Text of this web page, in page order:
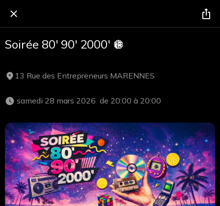
Soirée 80' 90' 2000' 🪩
13 Rue des Entrepreneurs MARENNES
samedi 28 mars 2026  de 20:00 à 20:00